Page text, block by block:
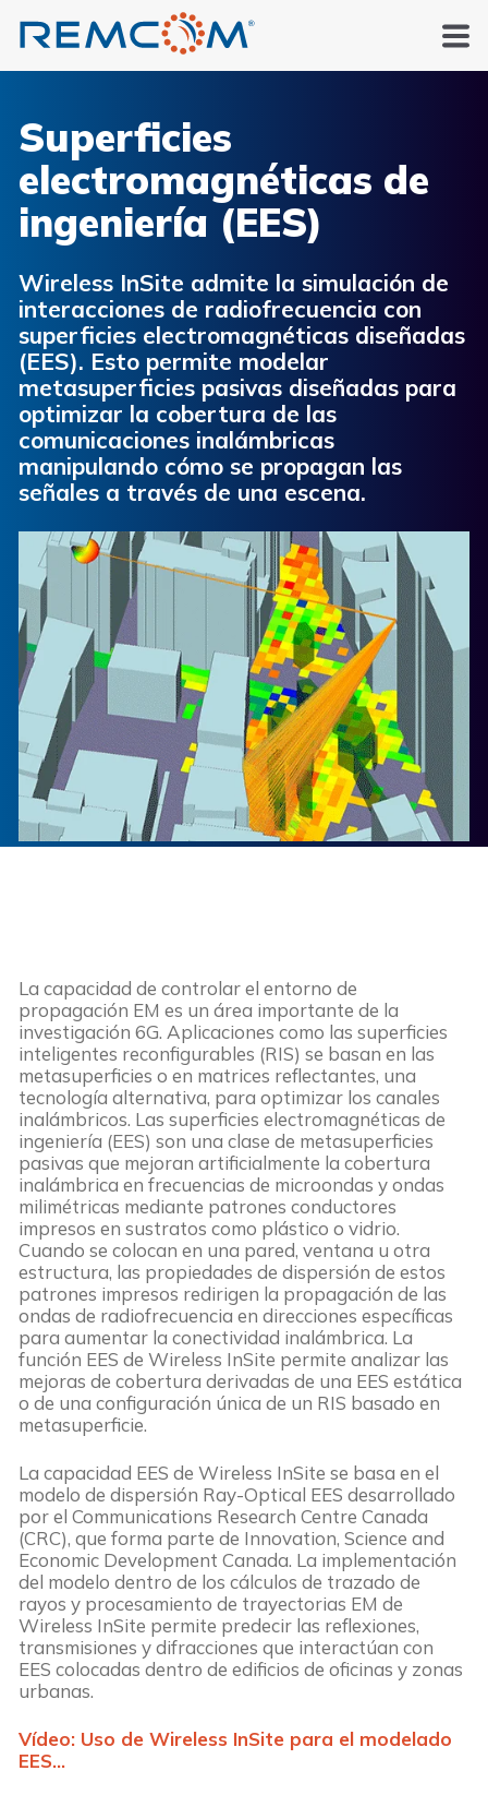
Superficies
electromagnéticas de
ingeniería (EES)
Wireless InSite admite la simulación de
interacciones de radiofrecuencia con
superficies electromagnéticas diseñadas
(EES). Esto permite modelar
metasuperficies pasivas diseñadas para
optimizar la cobertura de las
comunicaciones inalámbricas
manipulando cómo se propagan las
señales a través de una escena.
La capacidad de controlar el entorno de
propagación EM es un área importante de la
investigación 6G. Aplicaciones como las superficies
inteligentes reconfigurables (RIS) se basan en las
metasuperficies o en matrices reflectantes, una
tecnología alternativa, para optimizar los canales
inalámbricos. Las superficies electromagnéticas de
ingeniería (EES) son una clase de metasuperficies
pasivas que mejoran artificialmente la cobertura
inalámbrica en frecuencias de microondas y ondas
milimétricas mediante patrones conductores
impresos en sustratos como plástico o vidrio.
Cuando se colocan en una pared, ventana u otra
estructura, las propiedades de dispersión de estos
patrones impresos redirigen la propagación de las
ondas de radiofrecuencia en direcciones específicas
para aumentar la conectividad inalámbrica. La
función EES de Wireless InSite permite analizar las
mejoras de cobertura derivadas de una EES estática
o de una configuración única de un RIS basado en
metasuperficie.
La capacidad EES de Wireless InSite se basa en el
modelo de dispersión Ray-Optical EES desarrollado
por el Communications Research Centre Canada
(CRC), que forma parte de Innovation, Science and
Economic Development Canada. La implementación
del modelo dentro de los cálculos de trazado de
rayos y procesamiento de trayectorias EM de
Wireless InSite permite predecir las reflexiones,
transmisiones y difracciones que interactúan con
EES colocadas dentro de edificios de oficinas y zonas
urbanas.
Vídeo: Uso de Wireless InSite para el modelado
EES...